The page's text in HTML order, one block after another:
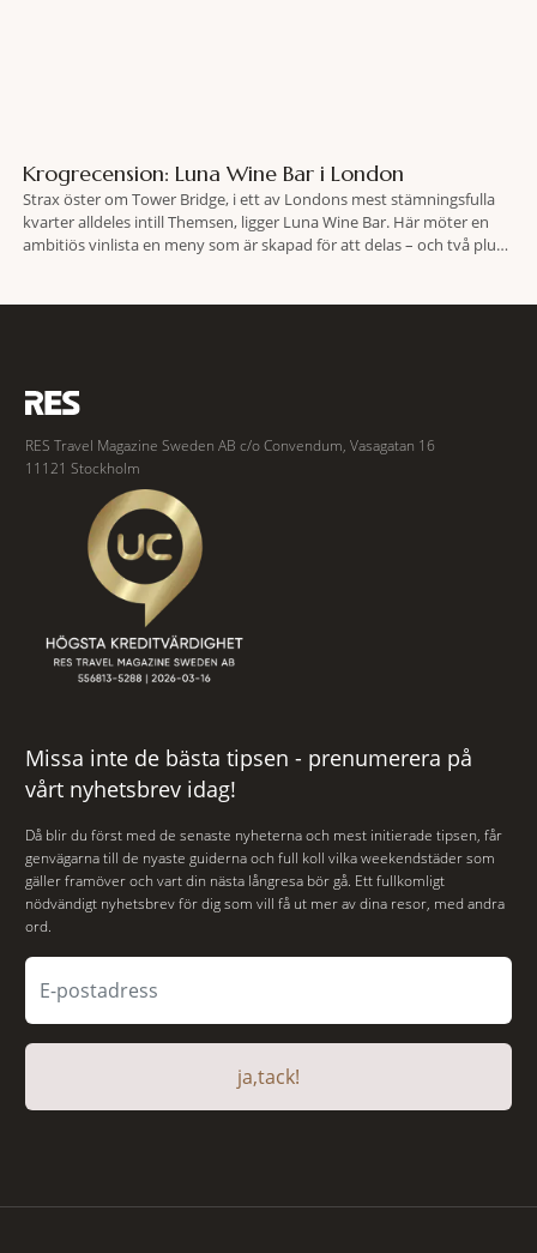
Krogrecension: Luna Wine Bar i London
Strax öster om Tower Bridge, i ett av Londons mest stämningsfulla
kvarter alldeles intill Themsen, ligger Luna Wine Bar. Här möter en
ambitiös vinlista en meny som är skapad för att delas – och två plus
RES Travel Magazine Sweden AB c/o Convendum, Vasagatan 16
11121 Stockholm
Missa inte de bästa tipsen - prenumerera på
vårt nyhetsbrev idag!
Då blir du först med de senaste nyheterna och mest initierade tipsen, får
genvägarna till de nyaste guiderna och full koll vilka weekendstäder som
gäller framöver och vart din nästa långresa bör gå. Ett fullkomligt
nödvändigt nyhetsbrev för dig som vill få ut mer av dina resor, med andra
ord.
ja,tack!